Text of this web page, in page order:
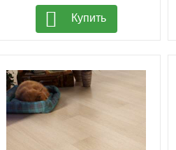
Купить